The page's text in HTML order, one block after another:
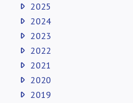
2025
2024
2023
2022
2021
2020
2019